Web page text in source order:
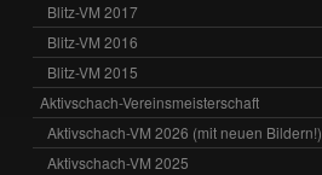
Blitz-VM 2017
Blitz-VM 2016
Blitz-VM 2015
Aktivschach-Vereinsmeisterschaft
Aktivschach-VM 2026 (mit neuen Bildern!)
Aktivschach-VM 2025